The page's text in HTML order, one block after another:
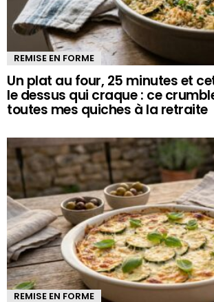
REMISE EN FORME
Un plat au four, 25 minutes et
le dessus qui craque : ce
toutes mes quiches à la retraite
REMISE EN FORME